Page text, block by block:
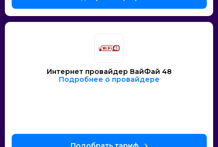
Интернет провайдер ВайФай 48
Подробнее о провайдере